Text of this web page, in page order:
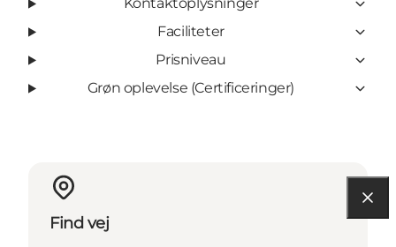
Kontaktoplysninger
Faciliteter
Prisniveau
Grøn oplevelse (Certificeringer)
Find vej